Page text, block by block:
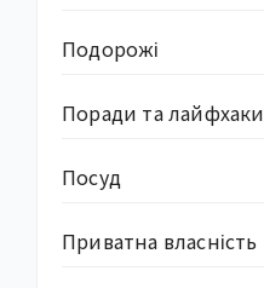
Подорожі
Поради та лайфхаки
Посуд
Приватна власність